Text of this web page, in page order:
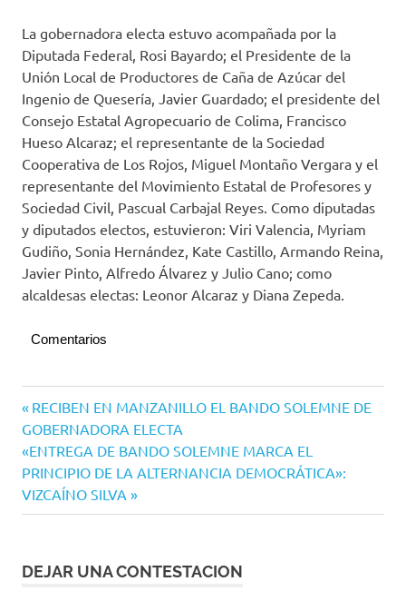
La gobernadora electa estuvo acompañada por la
Diputada Federal, Rosi Bayardo; el Presidente de la
Unión Local de Productores de Caña de Azúcar del
Ingenio de Quesería, Javier Guardado; el presidente del
Consejo Estatal Agropecuario de Colima, Francisco
Hueso Alcaraz; el representante de la Sociedad
Cooperativa de Los Rojos, Miguel Montaño Vergara y el
representante del Movimiento Estatal de Profesores y
Sociedad Civil, Pascual Carbajal Reyes. Como diputadas
y diputados electos, estuvieron: Viri Valencia, Myriam
Gudiño, Sonia Hernández, Kate Castillo, Armando Reina,
Javier Pinto, Alfredo Álvarez y Julio Cano; como
alcaldesas electas: Leonor Alcaraz y Diana Zepeda.
Comentarios
Navegación
de
entradas
Entrada
anterior:
RECIBEN EN MANZANILLO EL BANDO SOLEMNE DE
GOBERNADORA ELECTA
Siguiente
entrada:
«ENTREGA DE BANDO SOLEMNE MARCA EL
PRINCIPIO DE LA ALTERNANCIA DEMOCRÁTICA»:
VIZCAÍNO SILVA
DEJAR UNA CONTESTACION